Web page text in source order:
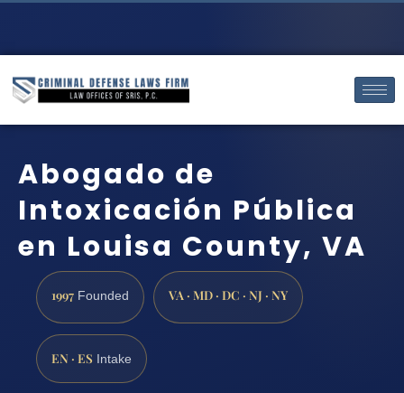
Abogado de
Intoxicación Pública
en Louisa County, VA
1997 Founded VA · MD · DC · NJ · NY
EN · ES Intake